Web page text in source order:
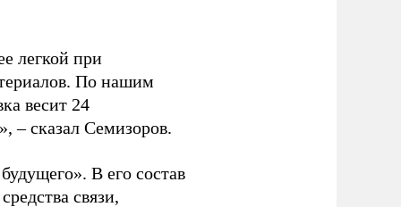
легкой при
По нашим
весит 24
– сказал Семизоров.
В его состав
связи,